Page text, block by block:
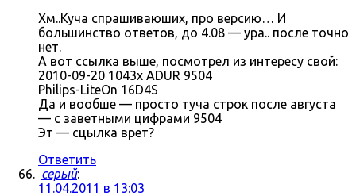
Хм..Куча спрашиваюших, про версию… И
большинство ответов, до 4.08 — ура.. после точно
нет.
А вот ссылка выше, посмотрел из интересу свой:
2010-09-20 1043x ADUR 9504
Philips-LiteOn 16D4S
Да и вообше — просто туча строк после августа
— с заветными цифрами 9504
Эт — сцылка врет?
Ответить
серый:
11.04.2011 в 13:03